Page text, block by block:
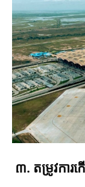
៣. តម្រូវការ